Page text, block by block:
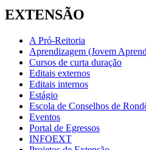
EXTENSÃO
A Pró-Reitoria
Aprendizagem (Jovem
Cursos de curta duração
Editais externos
Editais internos
Estágio
Escola de Conselhos de
Eventos
Portal de Egressos
INFOEXT